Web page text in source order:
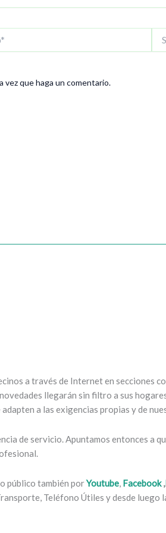
vez que haga un comentario.
a través de Internet en secciones
llegarán sin filtro a sus
a las exigencias propias y de
de servicio. Apuntamos entonces a
público también porYoutube, Facebook,
Teléfono Útiles y desde luego